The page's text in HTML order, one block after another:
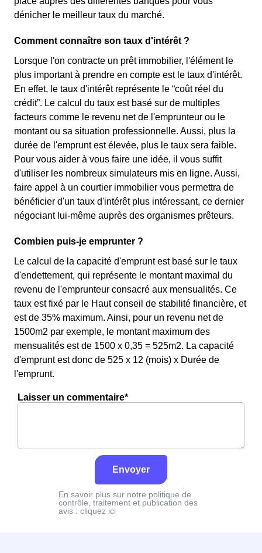
dénicher le meilleur taux du marché.
Comment connaître son taux d'intérêt ?
Lorsque l'on contracte un prêt immobilier, l'élément le
plus important à prendre en compte est le taux d'intérêt.
En effet, le taux d'intérêt représente le “coût réel du
crédit”. Le calcul du taux est basé sur de multiples
facteurs comme le revenu net de l'emprunteur ou le
montant ou sa situation professionnelle. Aussi, plus la
durée de l'emprunt est élevée, plus le taux sera faible.
Pour vous aider à vous faire une idée, il vous suffit
d'utiliser les nombreux simulateurs mis en ligne. Aussi,
faire appel à un courtier immobilier vous permettra de
bénéficier d'un taux d'intérêt plus intéressant, ce dernier
négociant lui-même auprès des organismes prêteurs.
Combien puis-je emprunter ?
Le calcul de la capacité d'emprunt est basé sur le taux
d'endettement, qui représente le montant maximal du
revenu de l'emprunteur consacré aux mensualités. Ce
taux est fixé par le Haut conseil de stabilité financière, et
est de 35% maximum. Ainsi, pour un revenu net de
1500m2 par exemple, le montant maximum des
mensualités est de 1500 x 0,35 = 525m2. La capacité
d'emprunt est donc de 525 x 12 (mois) x Durée de
l'emprunt.
Laisser un commentaire*
Envoyer
En savoir plus sur notre politique de
contrôle, traitement et publication des
avis : cliquez ici